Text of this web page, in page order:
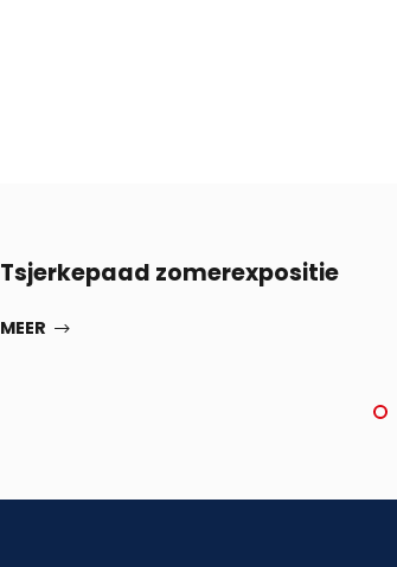
Tsjerkepaad zomerexpositie
MEER